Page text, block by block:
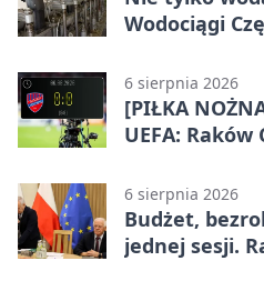
Wodociągi
6 sierpnia 2026
[PIŁKA
UEFA: Raków
meczu III
6 sierpnia 2026
Budżet,
jednej sesji.